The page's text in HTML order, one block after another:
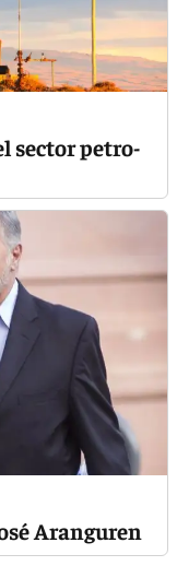
sector petro-
Aranguren